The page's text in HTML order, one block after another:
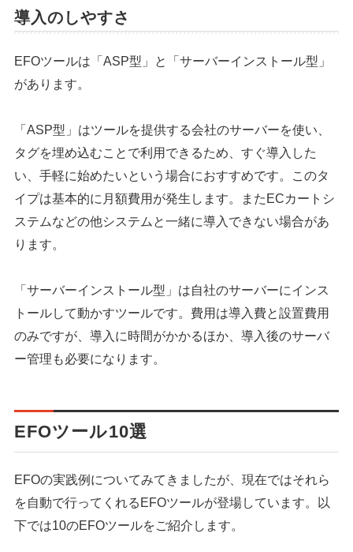
導入のしやすさ
EFOツールは「ASP型」と「サーバーインストール型」
があります。
「ASP型」はツールを提供する会社のサーバーを使い、
タグを埋め込むことで利用できるため、すぐ導入した
い、手軽に始めたいという場合におすすめです。このタ
イプは基本的に月額費用が発生します。またECカートシ
ステムなどの他システムと一緒に導入できない場合があ
ります。
「サーバーインストール型」は自社のサーバーにインス
トールして動かすツールです。費用は導入費と設置費用
のみですが、導入に時間がかかるほか、導入後のサーバ
ー管理も必要になります。
EFOツール10選
EFOの実践例についてみてきましたが、現在ではそれら
を自動で行ってくれるEFOツールが登場しています。以
下では10のEFOツールをご紹介します。